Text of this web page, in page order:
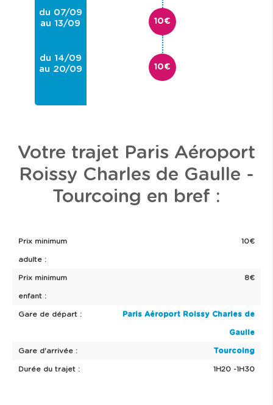
du 07/09
au 13/09
du 14/09
au 20/09
10€
10€
Votre trajet Paris Aéroport
Roissy Charles de Gaulle -
Tourcoing en bref :
Prix minimum
adulte :
10€
Prix minimum
enfant :
8€
Gare de départ : Paris Aéroport Roissy Charles de
Gaulle
Gare d'arrivée : Tourcoing
Durée du trajet : 1H20 -1H30